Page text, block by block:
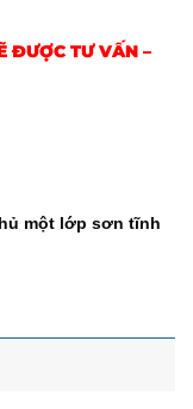
ĐƯỢC TƯ VẤN –
một lớp sơn tĩnh